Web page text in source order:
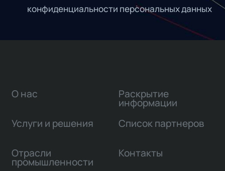
конфиденциальности персональных данных
О нас
Услуги и решения
Отрасли
промышленности
Раскрытие
информации
Список партнеров
Контакты